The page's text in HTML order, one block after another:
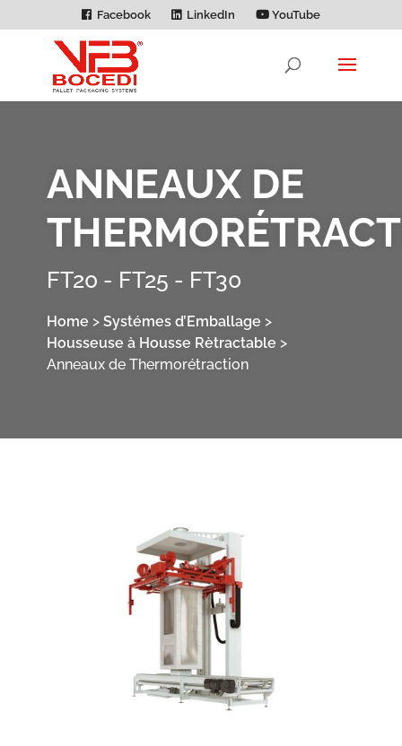
Facebook LinkedIn YouTube
ANNEAUX DE
FT20 - FT25 - FT30
Home > Systémes d’Emballage >
Housseuse à Housse Rètractable >
Anneaux de Thermorétraction